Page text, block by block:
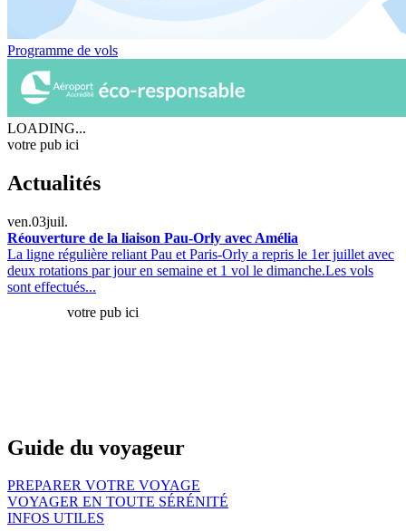
Programme de vols
LOADING...
votre pub ici
Actualités
ven.03juil.
Réouverture de la liaison Pau-Orly avec Amélia
La ligne régulière reliant Pau et Paris-Orly a repris le 1er juillet avec
deux rotations par jour en semaine et 1 vol le dimanche.Les vols
sont effectués...
votre pub ici
Guide du voyageur
PREPARER VOTRE VOYAGE
VOYAGER EN TOUTE SÉRÉNITÉ
INFOS UTILES